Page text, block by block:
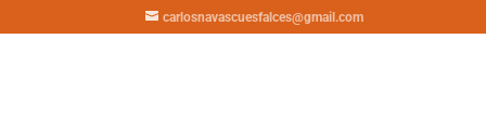
carlosnavascuesfalces@gmail.com